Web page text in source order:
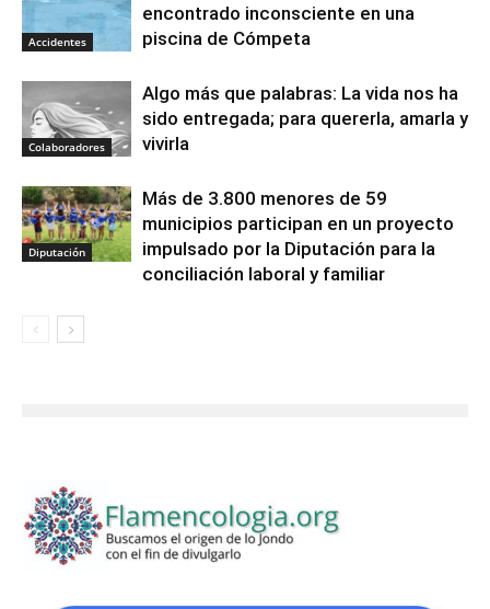
Accidentes
encontrado inconsciente en una
piscina de Cómpeta
Colaboradores
Algo más que palabras: La vida nos ha
sido entregada; para quererla, amarla y
vivirla
Diputación
Más de 3.800 menores de 59
municipios participan en un proyecto
impulsado por la Diputación para la
conciliación laboral y familiar